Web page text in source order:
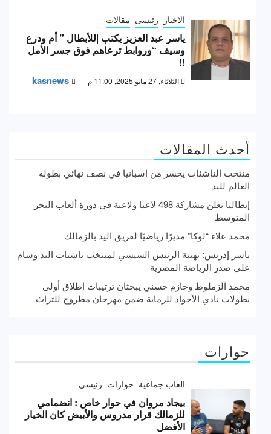
الاخبار رئيسى مقالات
ياسر عبد العزيز يكتب |للأبطال ” أم ودرع
وسيف “وروابط ترعاهم فوق جسر الأمل
!!
الثلاثاء, 27 مايو 2025, 11:00 م kasnews
أحدث المقالات
منتخب الناشئات يخسر من إسبانيا في نصف نهائي بطولة
العالم لليد
إيطاليا تعلن مشاركة 498 لاعبا ولاعبة في دورة ألعاب البحر
المتوسط
محمد علاء “لوكا” مديرًا رياضيًا لفريق اليد بالزمالك
ياسر إدريس: تهنئة الرئيس السيسي لمنتخب ناشئات اليد وسام
علي صدر الرياضة المصرية
محمد الزملوط وحازم حسني يبحثان ترتيبات إطلاق أولى
بطولات نادي الأجواد للرماية ضمن مهرجان مطروح للتراث
حوارات
العاب جماعية حوارات رئيسى
بيجاد مروان في حوار خاص : انضمامي
للزمالك قرار مدروس والأبيض كان الخيار
الأفضل